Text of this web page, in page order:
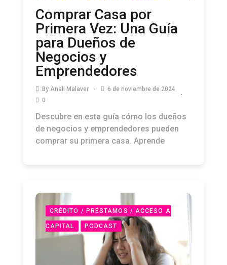
Comprar Casa por
Primera Vez: Una Guía
para Dueños de
Negocios y
Emprendedores
By Anali Malaver
6 de noviembre de 2024
0
Descubre en esta guía cómo los dueños
de negocios y emprendedores pueden
comprar su primera casa. Aprende
CRÉDITO / PRÉSTAMOS / ACCESO A
CAPITAL PODCAST